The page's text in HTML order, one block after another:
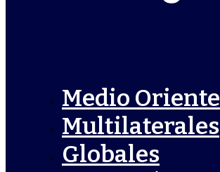
Medio Oriente
Multilaterales
Globales